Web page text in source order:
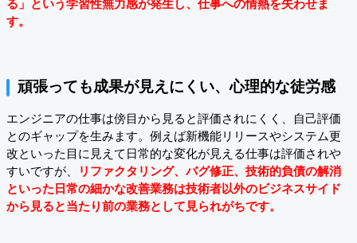
る」という学習性無力感が発生し、仕事への情熱を失わせま
す。
頑張っても成果が見えにくい、心理的な徒労感
エンジニアの仕事は傍目から見ると評価されにくく、自己評価
とのギャップを生みます。例えば新機能リリースやシステム更
改といった目に見えて日常的な変化が見える仕事は評価されや
すいですが、
リファクタリング、バグ修正、技術的負債の解消
といった日常の細かな改善業務は技術者以外のビジネスサイド
から見ると当たり前の業務として見られがちです。